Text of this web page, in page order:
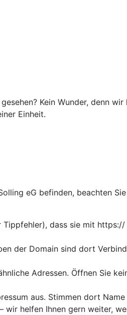
Kein Wunder, denn
Einheit.
eG befinden, beachten
dass sie mit
der Domain sind dort
Adressen. Öffnen Sie
aus. Stimmen dort
helfen Ihnen gern weiter,